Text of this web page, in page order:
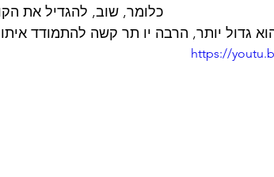
כלומר, שוב, להגדיל את
גדול יותר, הרבה יו תר קשה להתמודד
https://